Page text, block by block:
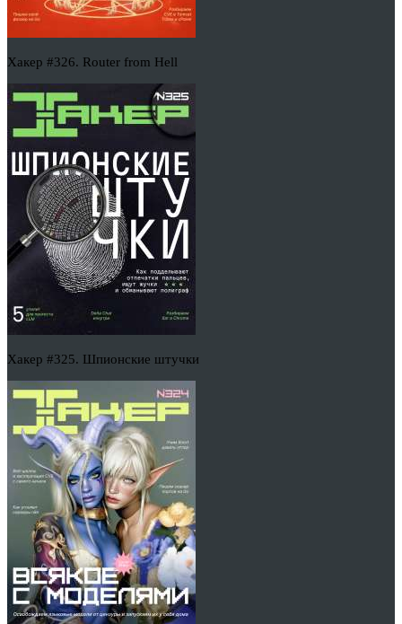
Хакер #326. Router from Hell
Хакер #325. Шпионские штучки